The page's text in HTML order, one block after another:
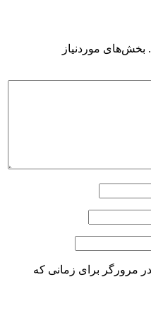
بخش‌های موردنیاز
مرورگر برای زمانی که